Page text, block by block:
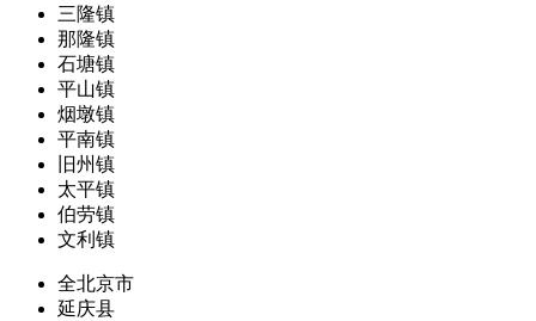
三隆镇
那隆镇
石塘镇
平山镇
烟墩镇
平南镇
旧州镇
太平镇
伯劳镇
文利镇
全北京市
延庆县